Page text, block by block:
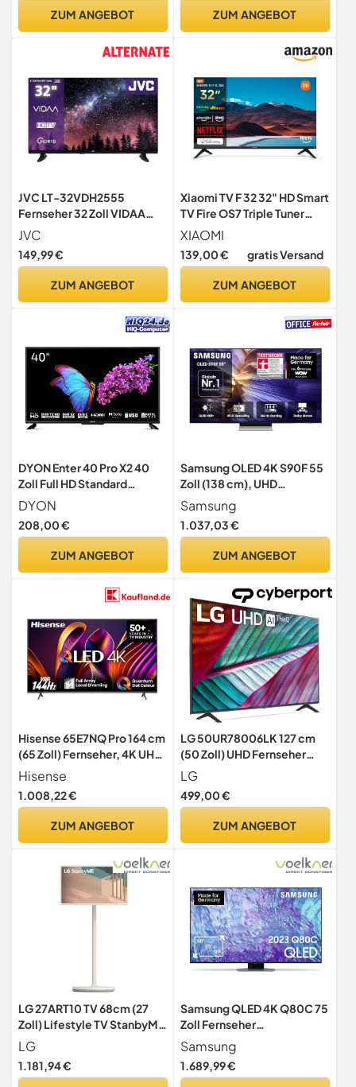
ZUM ANGEBOT ZUM ANGEBOT
JVC LT-32VDH2555
Fernseher 32 Zoll VIDAA
Smart TV mit HD-Ready
Auflösung
JVC
149,99 €
ZUM ANGEBOT
Xiaomi TV F 32 32" HD Smart
TV Fire OS7 Triple Tuner
DVB-C/S/S2/T/T2
XIAOMI
139,00 € gratis Versand
ZUM ANGEBOT
DYON Enter 40 Pro X2 40
Zoll Full HD Standard
Fernseher
DYON
208,00 €
ZUM ANGEBOT
Samsung OLED 4K S90F 55
Zoll (138 cm), UHD
Fernseher, Optimiert für
Fussball und Gaming, NQ4
AI Gen3 Prozessor, OLED
Dolby Atmos, Motion
AI Smart TV
Samsung
1.037,03 €
ZUM ANGEBOT
Hisense 65E7NQ Pro 164 cm
(65 Zoll) Fernseher, 4K UHD,
QLED, Smart TV, Total HDR,
Dolby Vision IQ Atmos,
144Hz (VRR), HDMI 2.1,
Tuner, Alexa Built-In,
Hisense
1.008,22 €
ZUM ANGEBOT
LG 50UR78006LK 127 cm
(50 Zoll) UHD Fernseher
(Active HDR, 60 Hz, Smart
TV) [Modelljahr 2023]
LG
499,00 €
ZUM ANGEBOT
LG 27ART10 TV 68cm (27
Zoll) Lifestyle TV StanbyME
(Touch Screen, 60 Hz,
integrierter Akku,
Streaming Apps),
LG
1.181,94 €
Samsung QLED 4K Q80C 75
Zoll Fernseher
(GQ75Q80CATXZG,
Deutsches Modell), Smart-
TV, Direct Full Array, Neural
Samsung
1.689,99 €